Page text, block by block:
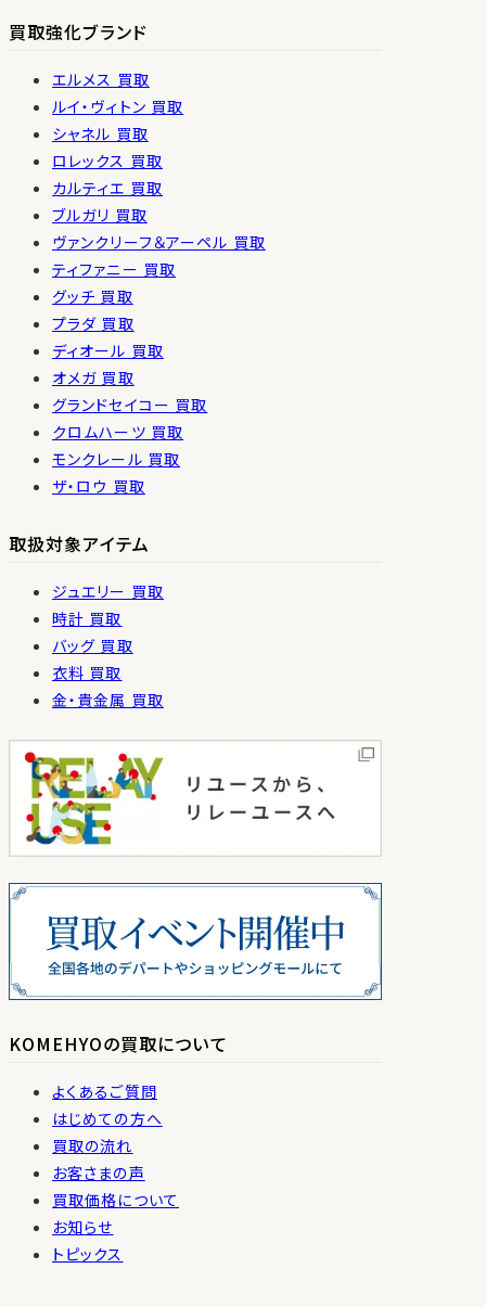
買取強化ブランド
エルメス 買取
ルイ・ヴィトン 買取
シャネル 買取
ロレックス 買取
カルティエ 買取
ブルガリ 買取
ヴァンクリーフ＆アーペル 買取
ティファニー 買取
グッチ 買取
プラダ 買取
ディオール 買取
オメガ 買取
グランドセイコー 買取
クロムハーツ 買取
モンクレール 買取
ザ・ロウ 買取
取扱対象アイテム
ジュエリー 買取
時計 買取
バッグ 買取
衣料 買取
金・貴金属 買取
KOMEHYOの買取について
よくあるご質問
はじめての方へ
買取の流れ
お客さまの声
買取価格について
お知らせ
トピックス